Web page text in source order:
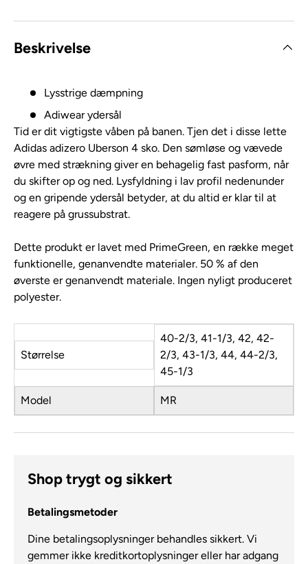
Beskrivelse
Lysstrige dæmpning
Adiwear ydersål
Tid er dit vigtigste våben på banen. Tjen det i disse lette
Adidas adizero Uberson 4 sko. Den sømløse og vævede
øvre med strækning giver en behagelig fast pasform, når
du skifter op og ned. Lysfyldning i lav profil nedenunder
og en gripende ydersål betyder, at du altid er klar til at
reagere på grussubstrat.
Dette produkt er lavet med PrimeGreen, en række meget
funktionelle, genanvendte materialer. 50 % af den
øverste er genanvendt materiale. Ingen nyligt produceret
polyester.
Størrelse
40-2/3, 41-1/3, 42, 42-
2/3, 43-1/3, 44, 44-2/3,
45-1/3
Model MR
Shop trygt og sikkert
Betalingsmetoder
Dine betalingsoplysninger behandles sikkert. Vi
gemmer ikke kreditkortoplysninger eller har adgang